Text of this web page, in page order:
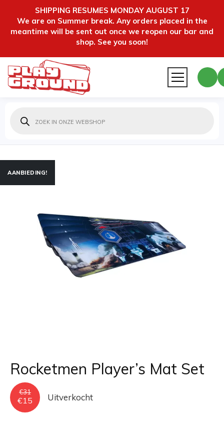
SHIPPING RESUMES MONDAY AUGUST 17
We are on Summer break. Any orders placed in the
meantime will be sent out once we reopen our bar and
shop. See you soon!
zoeken
AANBIEDING!
Rocketmen Player’s Mat Set
€31
Oorspronkelijke
prijs
was:
€15
Huidige
prijs
is:
Uitverkocht